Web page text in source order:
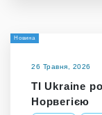
Новина
26 Травня, 2026
TI Ukraine
Норвегією